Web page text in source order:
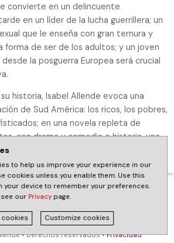
convierte en un delincuente
en un líder de la lucha guerrillera; un
que le enseña con gran ternura y
forma de ser de los adultos; y un joven
la posguerra Europea será crucial
historia, Isabel Allende evoca una
de Sud América: los ricos, los pobres,
en una novela repleta de
con drama y comedia e historia, una
y a aumentar su devota audiencia.
• Derechos reservados •Privacidad
to help us improve your experience in our
cookies unless you enable them. Use this
your device to remember your preferences.
our Privacypage.
Customize cookies